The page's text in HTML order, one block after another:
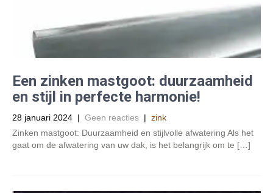
Een zinken mastgoot: duurzaamheid
en stijl in perfecte harmonie!
28 januari 2024 | Geen reacties | zink
Zinken mastgoot: Duurzaamheid en stijlvolle afwatering Als het
gaat om de afwatering van uw dak, is het belangrijk om te […]